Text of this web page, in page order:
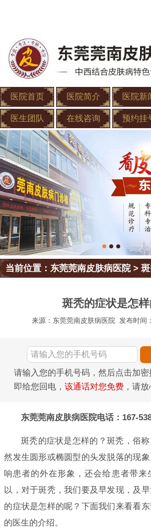
医院首页 医院简介 医院新
医生团队 在线咨询 预约挂
当前位置：东莞莞南皮肤病医院>
斑秃的症状是怎
来源：东莞莞南皮肤病医院 发布时间
请输入您的手机号码，然后点击加
即给您回电， 该通话对您免费 ，请
东莞莞南皮肤病医院电话：167-
斑秃的症状是怎样的？斑秃，俗
然发生圆形或椭圆型的头发脱落的现
响患者的外在形象，还会给患者带来
以，对于斑秃，我们要及早发现，及
的症状是怎样的呢？下面我们来看看
的医生的介绍。